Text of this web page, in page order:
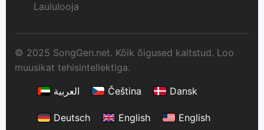
Laululooja
© 2025 SongGen.net. Kõik õigused kaitstud. Loo
muusikat tehisintellektiga.
العربية
Čeština Dansk
Deutsch English English